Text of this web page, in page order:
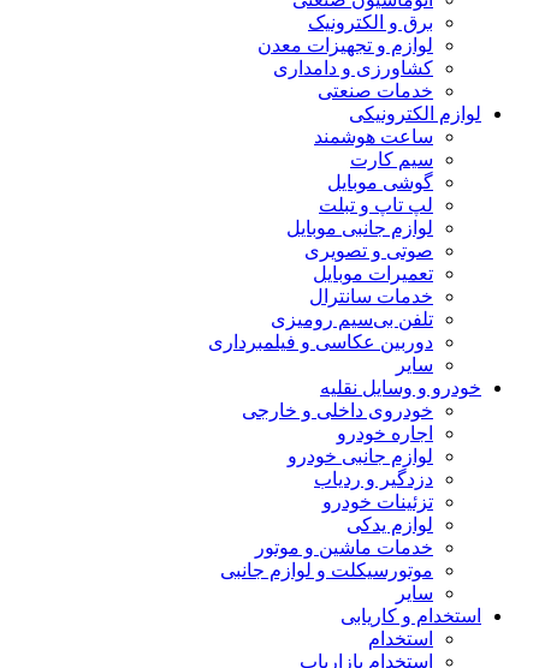
برق و الکترونیک
لوازم و تجهیزات معدن
کشاورزی و دامداری
خدمات صنعتی
لوازم الکترونیکی
ساعت هوشمند
سیم کارت
گوشی موبایل
لپ تاپ و تبلت
لوازم جانبی موبایل
صوتی و تصویری
تعمیرات موبایل
خدمات سانترال
تلفن بی‌سیم رومیزی
دوربین عکاسی و فیلمبرداری
سایر
خودرو و وسایل نقلیه
خودروی داخلی و خارجی
اجاره خودرو
لوازم جانبی خودرو
دزدگیر و ردیاب
تزئینات خودرو
لوازم یدکی
خدمات ماشین و موتور
موتورسیکلت و لوازم جانبی
سایر
استخدام و کاریابی
استخدام
استخدام بازاریاب